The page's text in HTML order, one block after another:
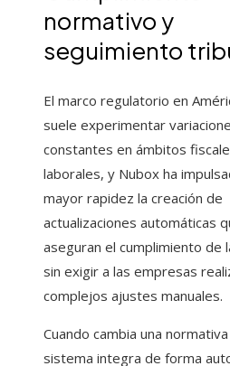
normativo y
seguimiento
El marco regulatorio en
suele experimentar
constantes en ámbitos
laborales, y Nubox ha
mayor rapidez la creación de
actualizaciones automáticas
aseguran el cumplimiento de
sin exigir a las empresas
complejos ajustes manuales.
Cuando cambia una
sistema integra de forma